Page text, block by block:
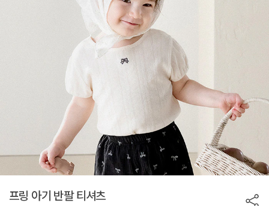
프링 아기 반팔 티셔츠